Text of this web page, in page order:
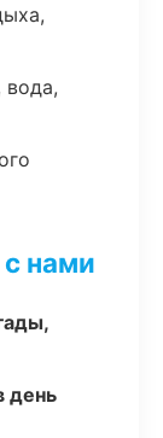
вода,
нами
день